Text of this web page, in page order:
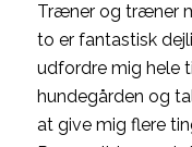
Træner og træner
to er fantastisk
udfordre mig hele
hundegården og
at give mig flere